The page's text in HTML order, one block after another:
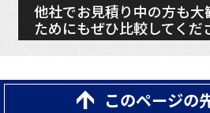
他社でお見積り中の方も
ためにもぜひ比較してくだ
このページの